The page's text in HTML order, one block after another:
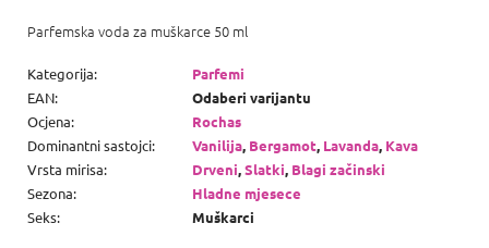
Parfemska voda za muškarce 50 ml
Kategorija:
Parfemi
EAN:
Odaberi varijantu
Ocjena:
Rochas
Dominantni sastojci: Vanilija, Bergamot, Lavanda, Kava
Vrsta mirisa: Drveni,Slatki, Blagi začinski
Sezona:
Hladne mjesece
Seks: Muškarci